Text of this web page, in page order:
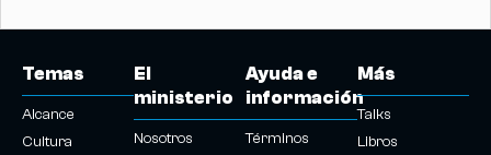
Temas
Alcance
Cultura
El
ministerio
Nosotros
Ayuda e
información
Términos
Más
Talks
Libros